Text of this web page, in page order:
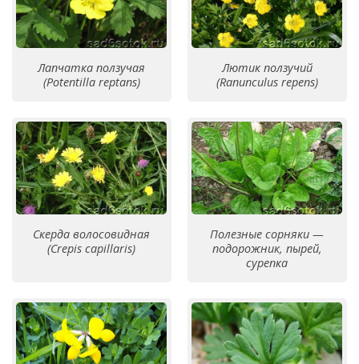
Лапчатка ползучая
(Potentilla reptans)
Лютик ползучий
(Ranunculus repens)
Скерда волосовидная
(Crepis capillaris)
Полезные сорняки —
подорожник, пырей,
сурепка